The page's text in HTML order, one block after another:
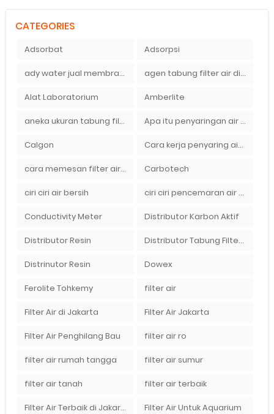
CATEGORIES
Adsorbat Adsorpsi
ady water jual membran ro 2000 gpd harganya sangat murah agen tabung filter air di bandung
Alat Laboratorium Amberlite
aneka ukuran tabung filter air Apa itu penyaringan air secara umum
Calgon Cara kerja penyaring air Ady Water dengan tabung FRP berisikan lapisan media filter air
cara memesan filter air Ady Wate Carbotech
ciri ciri air bersih ciri ciri pencemaran air sumur bor di rumah
Conductivity Meter Distributor Karbon Aktif
Distributor Resin Distributor Tabung Filter Air FRP1054 di Bandung
Distrinutor Resin Dowex
Ferolite Tohkemy filter air
Filter Air di Jakarta Filter Air Jakarta
Filter Air Penghilang Bau filter air ro
filter air rumah tangga filter air sumur
filter air tanah filter air terbaik
Filter Air Terbaik di Jakarta Filter Air Untuk Aquarium